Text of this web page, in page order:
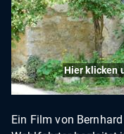
Hier klicken
Ein Film von